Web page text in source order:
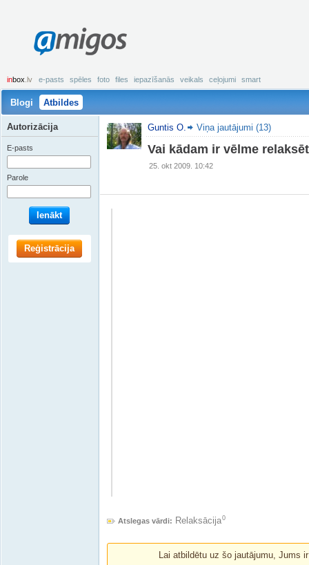
amigos
inbox .lv e-pasts spēles foto files iepazīšanās veikals ceļojumi smart
Blogi Atbildes
Guntis O. Viņa jautājumi (13)
Vai kādam ir vēlme
25. okt 2009. 10:42
Atslegas vārdi: Relaksācija0
Lai atbildētu uz šo jautājumu, Jums
Autorizācija
E-pasts
Parole
Ienākt
Reģistrācija